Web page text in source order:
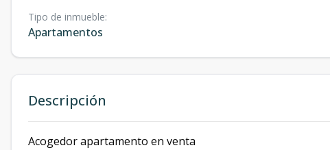
Tipo de inmueble:
Apartamentos
Descripción
Acogedor apartamento en venta